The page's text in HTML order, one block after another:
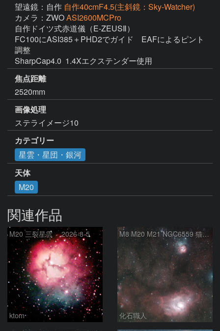
望遠鏡：自作 自作40cmF4.5(主斜鏡：Sky-Watcher)
カメラ：ZWOASI2600MCPro
自作ドイツ式赤道儀（E-ZEUSⅡ）
FC100にASI385＋PHD2でガイド　EAFによるピント
調整
SharpCap4.0  1.4Xエクステンダー使用
焦点距離
2520mm
画像処理
カテゴリー
星雲・星団・銀河
天体
M20
関連作品
M20 三裂星雲 2026-8-5
ktom
M8 M20 M21 NGC6559 猫の手星雲 いて座
化石職人